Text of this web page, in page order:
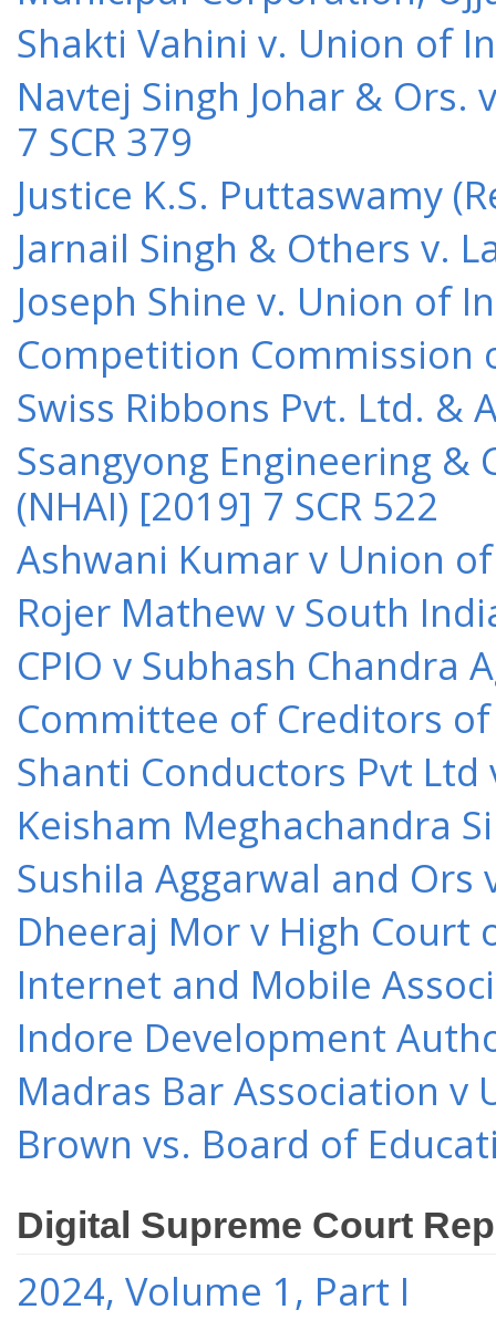
Shakti Vahini v. Union of
Navtej Singh Johar &
7 SCR 379
Justice K.S. Puttaswamy
Jarnail Singh & Others v.
Joseph Shine v. Union of
Competition Commission
Swiss Ribbons Pvt. Ltd. &
Ssangyong Engineering
(NHAI) [2019] 7 SCR 522
Ashwani Kumar v Union
Rojer Mathew v South
CPIO v Subhash Chandra
Committee of Creditors of
Shanti Conductors Pvt Ltd
Keisham Meghachandra
Sushila Aggarwal and Ors
Dheeraj Mor v High Court
Internet and Mobile
Indore Development
Madras Bar Association v
Brown vs. Board of
Digital Supreme Court
2024, Volume 1, Part I